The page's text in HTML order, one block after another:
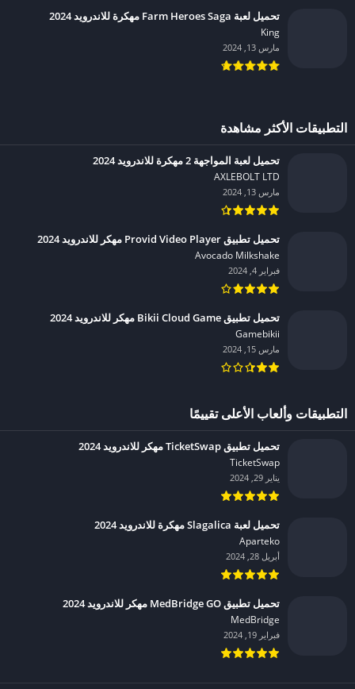
تحميل لعبة Farm Heroes Saga مهكرة للاندرويد 2024
King‏
مارس 13, 2024
التطبيقات الأكثر مشاهدة
تحميل لعبة المواجهة 2 مهكرة للاندرويد 2024
AXLEBOLT LTD‏
مارس 13, 2024
تحميل تطبيق Provid Video Player مهكر للاندرويد 2024
Avocado Milkshake‏
فبراير 4, 2024
تحميل تطبيق Bikii Cloud Game مهكر للاندرويد 2024
Gamebikii‏
مارس 15, 2024
التطبيقات وألعاب الأعلى تقييمًا
تحميل تطبيق TicketSwap مهكر للاندرويد 2024
TicketSwap‏
يناير 29, 2024
تحميل لعبة Slagalica مهكرة للاندرويد 2024
Aparteko‏
أبريل 28, 2024
تحميل تطبيق MedBridge GO مهكر للاندرويد 2024
MedBridge‏
فبراير 19, 2024